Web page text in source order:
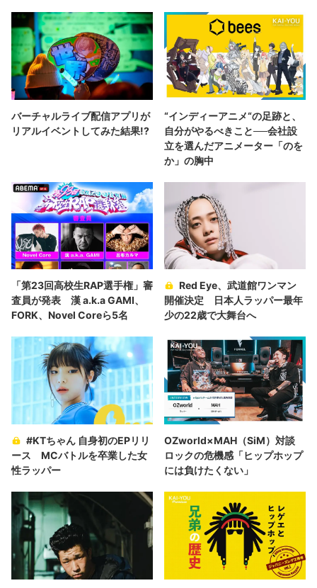
バーチャルライブ配信アプリが
リアルイベントしてみた結果!?
“インディーアニメ“の足跡と、
自分がやるべきこと──会社設
立を選んだアニメーター「のを
か」の胸中
「第23回高校生RAP選手権」審
査員が発表 漢 a.k.a GAMI、
FORK、Novel Coreら5名
Red Eye、武道館ワンマン
開催決定 日本人ラッパー最年
少の22歳で大舞台へ
#KTちゃん 自身初のEPリリ
ース MCバトルを卒業した女
性ラッパー
OZworld×MAH（SiM）対談
ロックの危機感「ヒップホップ
には負けたくない」